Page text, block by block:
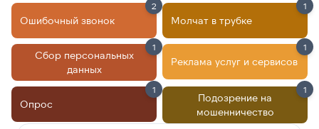
Ошибочный звонок
2
Молчат в трубке
1
Сбор персональных
данных
1
Реклама услуг и сервисов
1
Опрос
1
Подозрение на
мошенничество
1